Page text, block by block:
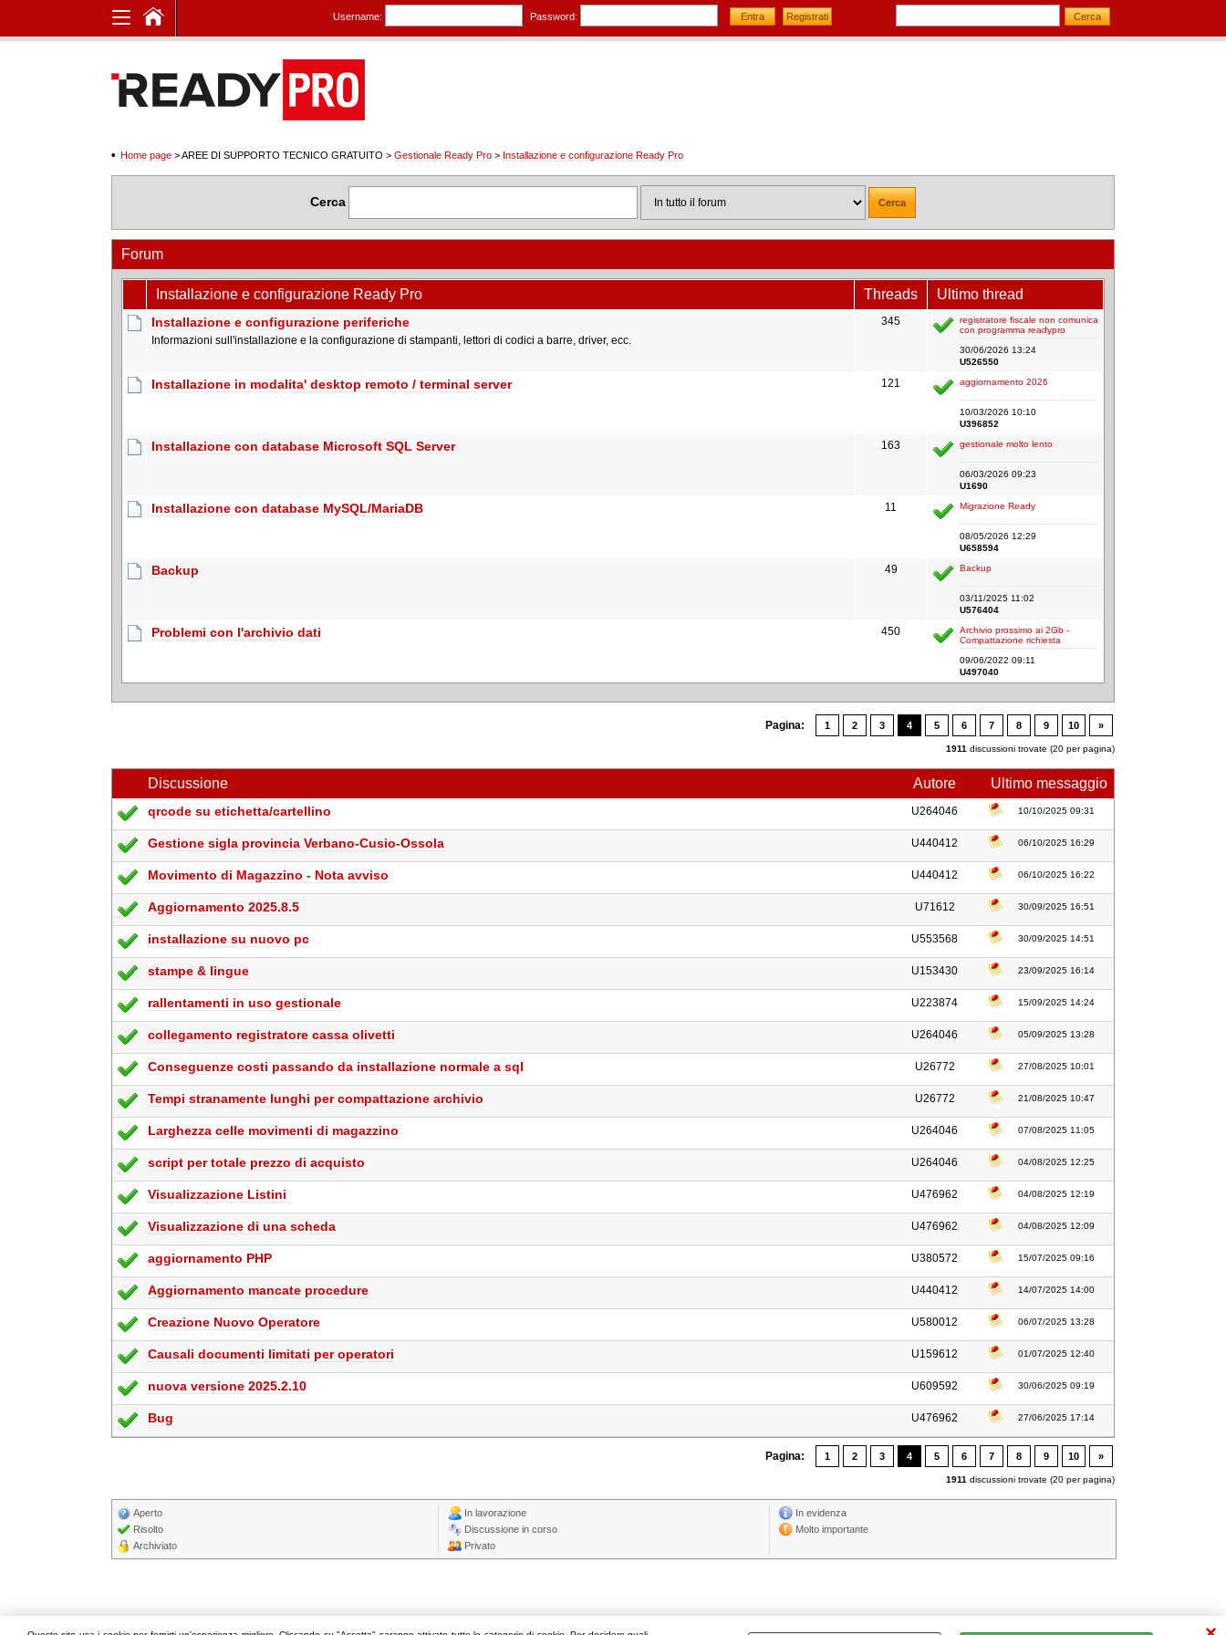
Username: Password:
Home page > AREE DI SUPPORTO TECNICO GRATUITO > Gestionale Ready Pro > Installazione e configurazione Ready Pro
Cerca
Forum
Installazione e configurazione Ready Pro Threads Ultimo thread
Installazione e configurazione periferiche
Informazioni sull'installazione e la configurazione di stampanti, lettori di codici a barre, driver, ecc.
345
registratore fiscale non comunica
con programma readypro
30/06/2026 13:24
U526550
Installazione in modalita' desktop remoto / terminal server 121 aggiornamento 2026
10/03/2026 10:10
U396852
Installazione con database Microsoft SQL Server 163 gestionale molto lento
06/03/2026 09:23
U1690
Installazione con database MySQL/MariaDB 11 Migrazione Ready
08/05/2026 12:29
U658594
Backup 49 Backup
03/11/2025 11:02
U576404
Problemi con l'archivio dati 450
Archivio prossimo ai 2Gb -
Compattazione richiesta
09/06/2022 09:11
U497040
Pagina: 1 2 3 4 5 6 7 8 9 10 »
1911 discussioni trovate (20 per pagina)
Discussione Autore Ultimo messaggio
qrcode su etichetta/cartellino U264046 10/10/2025 09:31
Gestione sigla provincia Verbano-Cusio-Ossola U440412 06/10/2025 16:29
Movimento di Magazzino - Nota avviso U440412 06/10/2025 16:22
Aggiornamento 2025.8.5 U71612 30/09/2025 16:51
installazione su nuovo pc U553568 30/09/2025 14:51
stampe & lingue U153430 23/09/2025 16:14
rallentamenti in uso gestionale U223874 15/09/2025 14:24
collegamento registratore cassa olivetti U264046 05/09/2025 13:28
Conseguenze costi passando da installazione normale a sql U26772 27/08/2025 10:01
Tempi stranamente lunghi per compattazione archivio U26772 21/08/2025 10:47
Larghezza celle movimenti di magazzino U264046 07/08/2025 11:05
script per totale prezzo di acquisto U264046 04/08/2025 12:25
Visualizzazione Listini U476962 04/08/2025 12:19
Visualizzazione di una scheda U476962 04/08/2025 12:09
aggiornamento PHP U380572 15/07/2025 09:16
Aggiornamento mancate procedure U440412 14/07/2025 14:00
Creazione Nuovo Operatore U580012 06/07/2025 13:28
Causali documenti limitati per operatori U159612 01/07/2025 12:40
nuova versione 2025.2.10 U609592 30/06/2025 09:19
Bug U476962 27/06/2025 17:14
Pagina: 1 2 3 4 5 6 7 8 9 10 »
1911 discussioni trovate (20 per pagina)
Aperto
Risolto
Archiviato
In lavorazione
Discussione in corso
Privato
In evidenza
Molto importante